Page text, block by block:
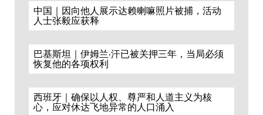
中国｜因向他人展示达赖喇嘛照片被捕，活动
人士张毅应获释
巴基斯坦｜伊姆兰·汗已被关押三年，当局必须
恢复他的各项权利
西班牙｜确保以人权、尊严和人道主义为核
心，应对休达飞地异常的人口涌入